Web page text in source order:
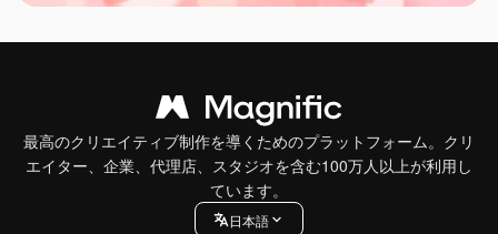
最高のクリエイティブ制作を導くためのプラットフォーム。クリ
エイター、企業、代理店、スタジオを含む100万人以上が利用し
ています。
日本語